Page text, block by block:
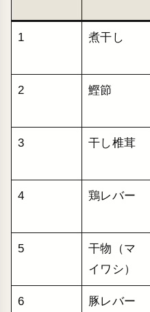
1 煮干し
2 鰹節
3 干し椎茸
4 鶏レバー
5
干物（マ
イワシ）
6 豚レバー